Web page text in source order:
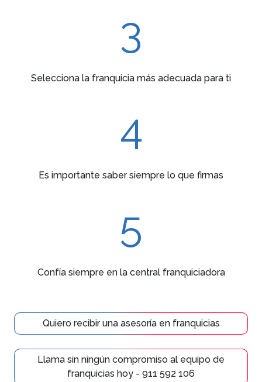
3
Selecciona la franquicia más adecuada para ti
4
Es importante saber siempre lo que firmas
5
Confía siempre en la central franquiciadora
Quiero recibir una asesoría en franquicias
Llama sin ningún compromiso al equipo de
franquicias hoy - 911 592 106